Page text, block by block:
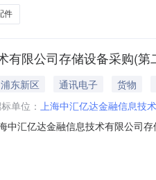
件
有限公司存储设备采购(
东新区 通讯电子
货物
单位： 上海中汇亿达金融信息技
中汇亿达金融信息技术有限公司